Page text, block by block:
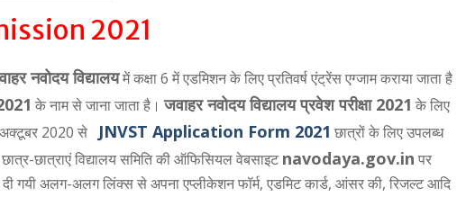
2021
नवोदय विद्यालयमें कक्षा 6 में एडमिशन के लिए प्रतिवर्ष एंट्रेंस एग्जाम कराया जाता है
के नाम से जाना जाता है।जवाहर नवोदय विद्यालय प्रवेश परीक्षा 2021 के लिए
2020 से JNVST Application Form 2021 छात्रों के लिए उपलब्ध
छात्राएं विद्यालय समिति की ऑफिसियल वेबसाइटnavodaya.gov.in पर
अलग-अलग लिंक्स से अपना एप्लीकेशन फॉर्म, एडमिट कार्ड, आंसर की, रिजल्ट आदि